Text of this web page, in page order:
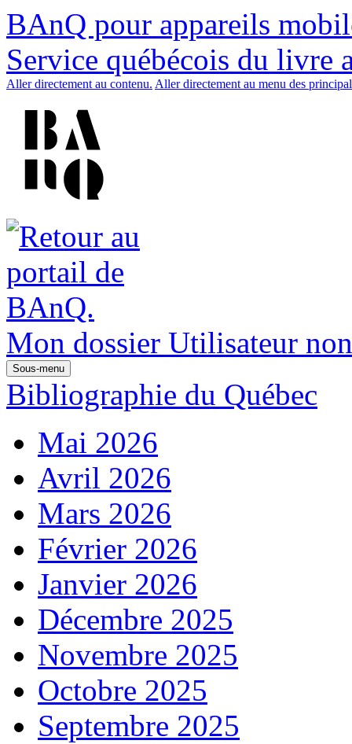
BAnQ pour appareils
Service québécois du livre
Aller directement au contenu. Aller directement au menu des
Mon dossier Utilisateur
Sous-menu
Bibliographie du Québec
Mai 2026
Avril 2026
Mars 2026
Février 2026
Janvier 2026
Décembre 2025
Novembre 2025
Octobre 2025
Septembre 2025